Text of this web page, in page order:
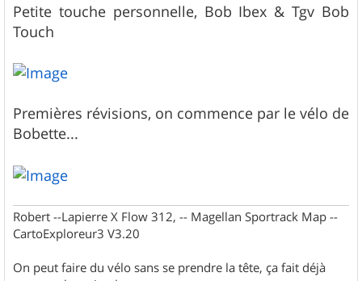
Petite touche personnelle, Bob Ibex & Tgv Bob
Touch
Premières révisions, on commence par le vélo de
Bobette...
Robert --Lapierre X Flow 312, -- Magellan Sportrack Map --
CartoExploreur3 V3.20
On peut faire du vélo sans se prendre la tête, ça fait déjà